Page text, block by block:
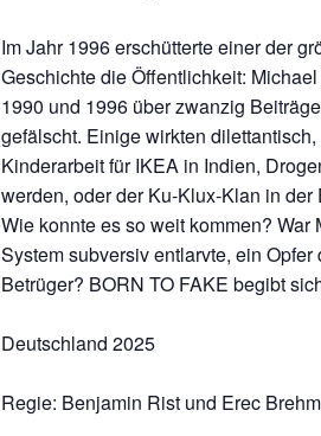
Im Jahr 1996 erschütterte einer der
Geschichte die Öffentlichkeit:
1990 und 1996 über zwanzig
gefälscht. Einige wirkten
Kinderarbeit für IKEA in Indien,
werden, oder der Ku-Klux-Klan in
Wie konnte es so weit kommen?
System subversiv entlarvte, ein
Betrüger? BORN TO FAKE begibt
Deutschland 2025
Regie: Benjamin Rist und Erec